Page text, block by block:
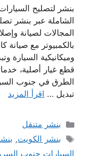
بنشر لتصليح
الشاملة عبر بنشر
المجالات لصيانة
بالكمبيوتر مع صيانة
وميكانيكية السيارة
قطع غيار أصلية،
الطرق في جنوب
تبديل … اقرأ المزيد
التصنيفات
بنشر متنقل
الوسوم
بنشر الكويت,
السيارات جنوب